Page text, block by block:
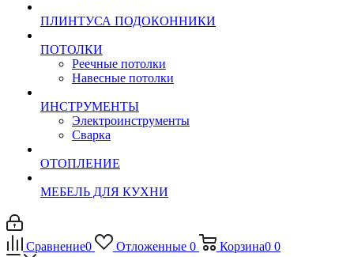
ПЛИНТУСА ПОДОКОННИКИ
ПОТОЛКИ
Реечные потолки
Навесные потолки
ИНСТРУМЕНТЫ
Электроинструменты
Сварка
ОТОПЛЕНИЕ
МЕБЕЛЬ ДЛЯ КУХНИ
Сравнение0 Отложенные 0 Корзина0 0